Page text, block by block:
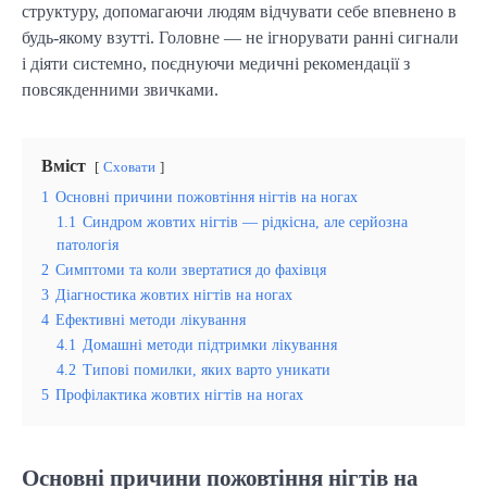
структуру, допомагаючи людям відчувати себе впевнено в
будь-якому взутті. Головне — не ігнорувати ранні сигнали
і діяти системно, поєднуючи медичні рекомендації з
повсякденними звичками.
Вміст Сховати
1 Основні причини пожовтіння нігтів на ногах
1.1 Синдром жовтих нігтів — рідкісна, але серйозна
патологія
2 Симптоми та коли звертатися до фахівця
3 Діагностика жовтих нігтів на ногах
4 Ефективні методи лікування
4.1 Домашні методи підтримки лікування
4.2 Типові помилки, яких варто уникати
5 Профілактика жовтих нігтів на ногах
Основні причини пожовтіння нігтів на